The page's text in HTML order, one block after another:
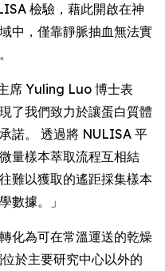
檢驗，藉此開啟在神
中，僅靠靜脈抽血無法實
席 Yuling Luo 博士表
了我們致力於讓蛋白質體
諾。 透過將 NULISA 平
量樣本萃取流程互相結
難以獲取的遙距採集樣本
數據。」
化為可在常溫運送的乾燥
於主要研究中心以外的